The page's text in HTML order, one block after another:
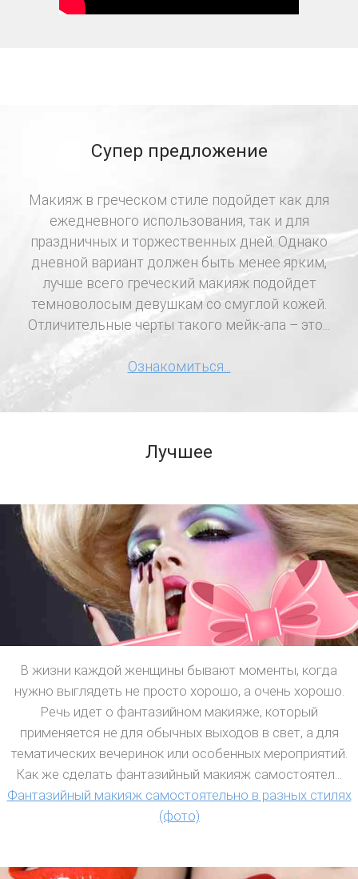
Супер предложение
Макияж в греческом стиле подойдет как для
ежедневного использования, так и для
праздничных и торжественных дней. Однако
дневной вариант должен быть менее ярким,
лучше всего греческий макияж подойдет
темноволосым девушкам со смуглой кожей.
Отличительные черты такого мейк-апа – это...
Ознакомиться...
Лучшее
В жизни каждой женщины бывают моменты, когда
нужно выглядеть не просто хорошо, а очень хорошо.
Речь идет о фантазийном макияже, который
применяется не для обычных выходов в свет, а для
тематических вечеринок или особенных мероприятий.
Как же сделать фантазийный макияж самостоятел...
Фантазийный макияж самостоятельно в разных стилях
(фото)